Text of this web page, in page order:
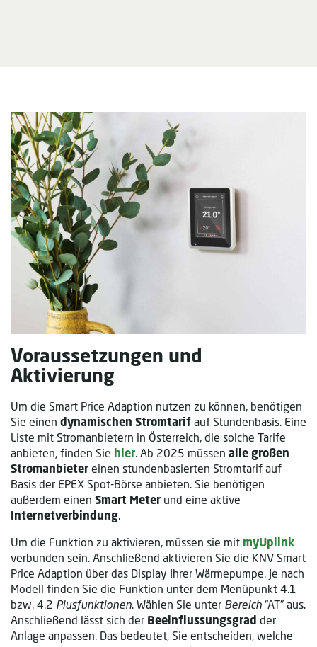
Voraussetzungen und
Aktivierung
Um die Smart Price Adaption nutzen zu können, benötigen
Sie einen dynamischen Stromtarif auf Stundenbasis. Eine
Liste mit Stromanbietern in Österreich, die solche Tarife
anbieten, finden Sie hier. Ab 2025 müssen alle großen
Stromanbieter einen stundenbasierten Stromtarif auf
Basis der EPEX Spot-Börse anbieten. Sie benötigen
außerdem einen Smart Meter und eine aktive
Internetverbindung.
Um die Funktion zu aktivieren, müssen sie mit myUplink
verbunden sein. Anschließend aktivieren Sie die KNV Smart
Price Adaption über das Display Ihrer Wärmepumpe. Je nach
Modell finden Sie die Funktion unter dem Menüpunkt 4.1
bzw. 4.2 Plusfunktionen. Wählen Sie unter Bereich “AT” aus.
Anschließend lässt sich der Beeinflussungsgrad der
Anlage anpassen. Das bedeutet, Sie entscheiden, welche